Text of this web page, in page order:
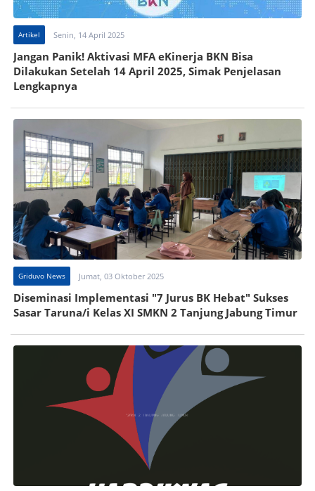
Artikel Senin, 14 April 2025
Jangan Panik! Aktivasi MFA eKinerja BKN Bisa
Dilakukan Setelah 14 April 2025, Simak Penjelasan
Lengkapnya
Griduvo News Jumat, 03 Oktober 2025
Diseminasi Implementasi "7 Jurus BK Hebat" Sukses
Sasar Taruna/i Kelas XI SMKN 2 Tanjung Jabung Timur